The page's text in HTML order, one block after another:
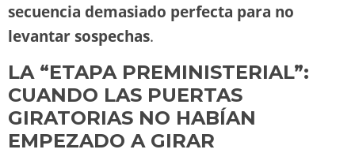
secuencia demasiado perfecta para no
levantar sospechas.
LA “ETAPA PREMINISTERIAL”:
CUANDO LAS PUERTAS
GIRATORIAS NO HABÍAN
EMPEZADO A GIRAR